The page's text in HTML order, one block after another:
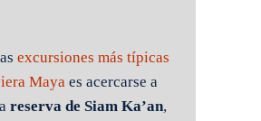
excursiones más típicas
Mayaes acercarse a
reserva de Siam Ka’an,